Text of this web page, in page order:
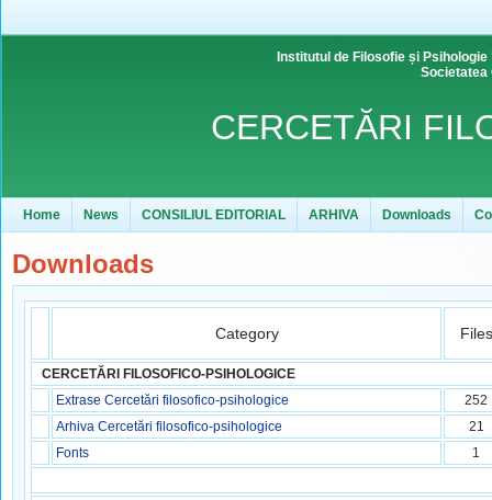
Institutul de Filosofie și
Societatea
CERCETĂRI
Home News CONSILIUL EDITORIAL ARHIVA Downloads
Downloads
Category Files
CERCETĂRI FILOSOFICO-PSIHOLOGICE
Extrase Cercetări filosofico-psihologice
252
Arhiva Cercetări filosofico-psihologice
21
Fonts
1